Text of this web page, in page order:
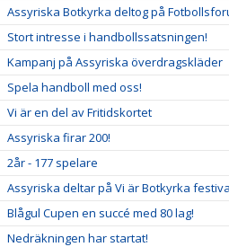
Assyriska Botkyrka deltog på
Stort intresse i handbollssatsningen!
Kampanj på Assyriska överdragskläder
Spela handboll med oss!
Vi är en del av Fritidskortet
Assyriska firar 200!
2år - 177 spelare
Assyriska deltar på Vi är Botkyrka
Blågul Cupen en succé med 80 lag!
Nedräkningen har startat!